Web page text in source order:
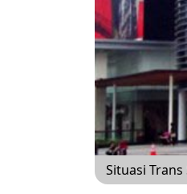
Situasi